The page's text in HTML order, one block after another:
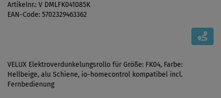
Artikelnr.: V DMLFK041085K
EAN-Code: 5702329463362
VELUX Elektroverdunkelungsrollo für Größe: FK04, Farbe:
Hellbeige, alu Schiene, io-homecontrol kompatibel incl.
Fernbedienung